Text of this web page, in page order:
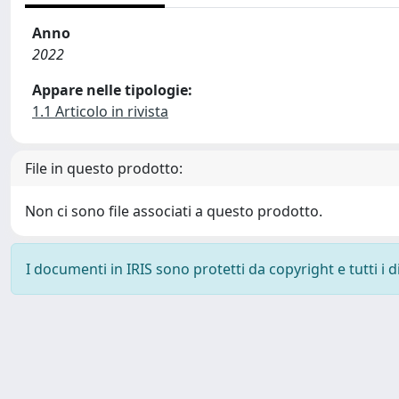
Anno
2022
Appare nelle tipologie:
1.1 Articolo in rivista
File in questo prodotto:
Non ci sono file associati a questo prodotto.
I documenti in IRIS sono protetti da copyright e tutti i